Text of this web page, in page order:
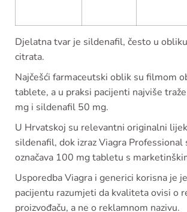
Djelatna tvar je sildenafil, često u
citrata.
Najčešći farmaceutski oblik su filmom
tablete, a u praksi pacijenti najviše
mg i sildenafil 50 mg.
U Hrvatskoj su relevantni originalni
sildenafil, dok izraz Viagra Professional
označava 100 mg tabletu s
Usporedba Viagra i generici korisna je
pacijentu razumjeti da kvaliteta ovisi o
proizvođaču, a ne o reklamnom nazivu.